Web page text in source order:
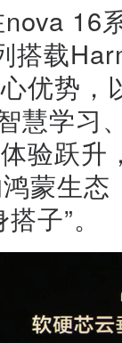
16
搭载
优势，
慧学习
验跃升
鸿蒙生
子”。